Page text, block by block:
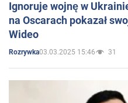
Ignoruje wojnę w
na Oscarach pokazał
Wideo
Rozrywka03.03.2025 15:46 31